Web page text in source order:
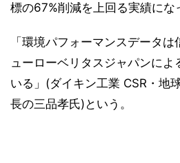
標の67%削減を上回る実績にな
「環境パフォーマンスデータ
ューローベリタスジャパンによ
いる」(ダイキン工業 CSR・地
長の三品孝氏)という。